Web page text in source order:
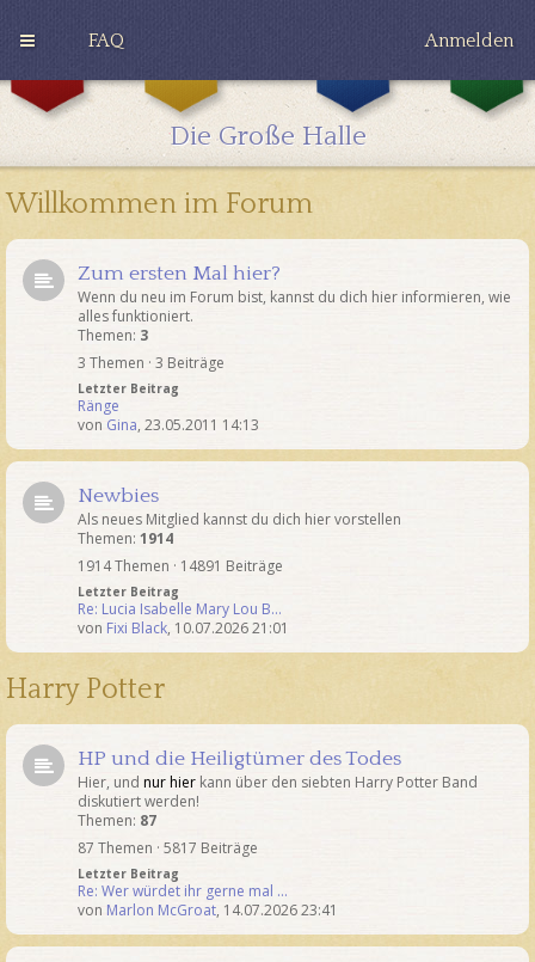
FAQ Anmelden
G
i
H
u
e
u
f
R
n
w
Die Große Halle
Willkommen im Forum
Zum ersten Mal hier?
Wenn du neu im Forum bist, kannst du dich hier informieren, wie
alles funktioniert.
Themen: 3
3 Themen · 3 Beiträge
Letzter Beitrag
Ränge
von Gina, 23.05.2011 14:13
Newbies
Als neues Mitglied kannst du dich hier vorstellen
Themen: 1914
1914 Themen · 14891 Beiträge
Letzter Beitrag
Re: Lucia Isabelle Mary Lou B…
von Fixi Black, 10.07.2026 21:01
Harry Potter
HP und die Heiligtümer des Todes
Hier, und nur hier kann über den siebten Harry Potter Band
diskutiert werden!
Themen: 87
87 Themen · 5817 Beiträge
Letzter Beitrag
Re: Wer würdet ihr gerne mal …
von Marlon McGroat, 14.07.2026 23:41